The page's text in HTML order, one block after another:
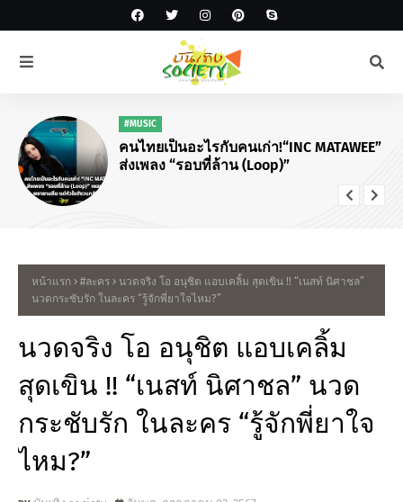
#MUSIC
คนไทยเป็นอะไรกับคนเก่า!“INC MATAWEE”
ส่งเพลง “รอบที่ล้าน (Loop)”
หน้าแรก #ละคร
นวดจริง โอ อนุชิต แอบเคลิ้ม สุดเขิน !! “เนสท์ นิศาชล”
นวดกระชับรัก ในละคร “รู้จักพี่ยาใจไหม?”
นวดจริง โอ อนุชิต แอบเคลิ้ม
สุดเขิน !! “เนสท์ นิศาชล” นวด
กระชับรัก ในละคร “รู้จักพี่ยาใจ
ไหม?”